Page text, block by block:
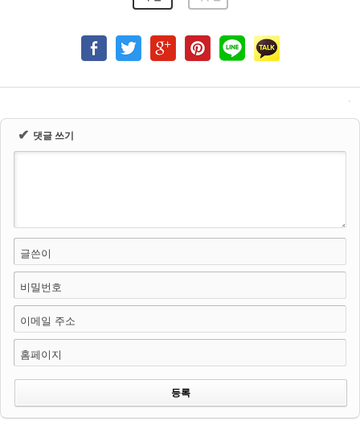
✔ 댓글 쓰기
글쓴이
비밀번호
이메일 주소
홈페이지